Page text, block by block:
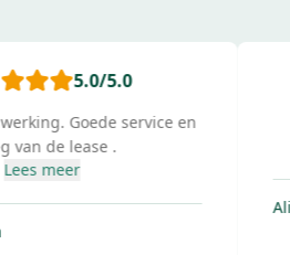
5.0/5.0
Goede service en
van de lease .
Lees meer